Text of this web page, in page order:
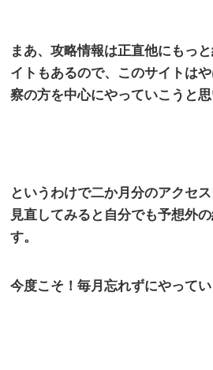
まあ、攻略情報は正直他にもっ
イトもあるので、このサイトは
察の方を中心にやっていこうと思
というわけで二か月分のアクセス
見直してみると自分でも予想外
す。
今度こそ！毎月忘れずにやってい